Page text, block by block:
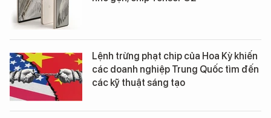
Lệnh trừng phạt chip của Hoa Kỳ khiến
các doanh nghiệp Trung Quốc tìm đến
các kỹ thuật sáng tạo